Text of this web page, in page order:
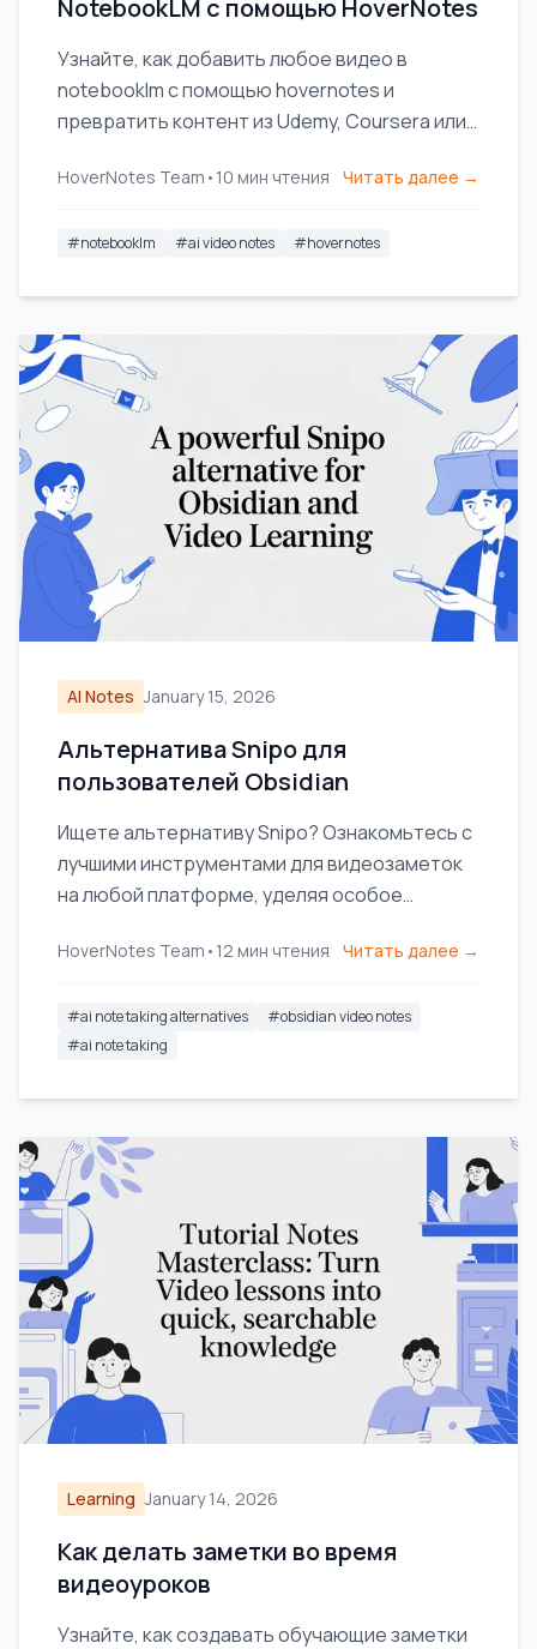
NotebookLM с помощью HoverNotes
Узнайте, как добавить любое видео в
notebooklm с помощью hovernotes и
превратить контент из Udemy, Coursera или
глубокого обучения.
HoverNotes Team • 10 мин чтения Читать далее →
#notebooklm #ai video notes #hovernotes
AI Notes January 15, 2026
Альтернатива Snipo для
пользователей Obsidian
Ищете альтернативу Snipo? Ознакомьтесь с
лучшими инструментами для видеозаметок
на любой платформе, уделяя особое
пользователей Obsidian.
HoverNotes Team • 12 мин чтения Читать далее →
#ai note taking alternatives #obsidian video notes
#ai note taking
Learning January 14, 2026
Как делать заметки во время
видеоуроков
Узнайте, как создавать обучающие заметки